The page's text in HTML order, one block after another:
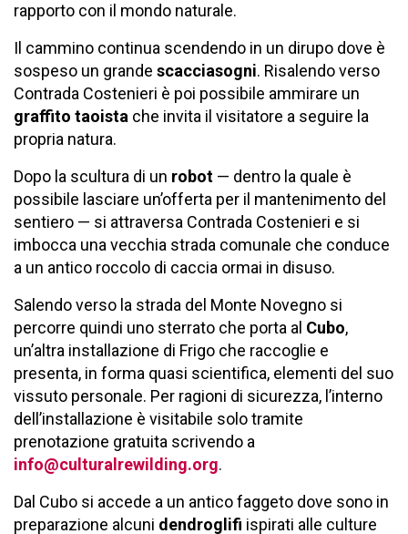
rapporto con il mondo naturale.
Il cammino continua scendendo in un dirupo dove è
sospeso un grande scacciasogni. Risalendo verso
Contrada Costenieri è poi possibile ammirare un
graffito taoista che invita il visitatore a seguire la
propria natura.
Dopo la scultura di un robot — dentro la quale è
possibile lasciare un’offerta per il mantenimento del
sentiero — si attraversa Contrada Costenieri e si
imbocca una vecchia strada comunale che conduce
a un antico roccolo di caccia ormai in disuso.
Salendo verso la strada del Monte Novegno si
percorre quindi uno sterrato che porta al Cubo,
un’altra installazione di Frigo che raccoglie e
presenta, in forma quasi scientifica, elementi del suo
vissuto personale. Per ragioni di sicurezza, l’interno
dell’installazione è visitabile solo tramite
prenotazione gratuita scrivendo a
info@culturalrewilding.org.
Dal Cubo si accede a un antico faggeto dove sono in
preparazione alcuni dendroglifi ispirati alle culture